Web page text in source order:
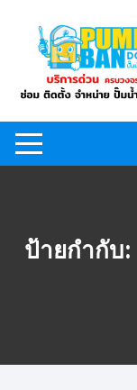
content
ป้ายกำกับ: